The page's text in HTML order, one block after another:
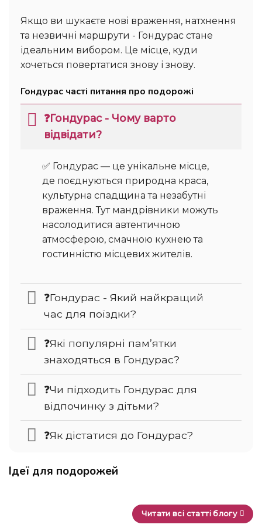
Якщо ви шукаєте нові враження, натхнення
та незвичні маршрути - Гондурас стане
ідеальним вибором. Це місце, куди
хочеться повертатися знову і знову.
Гондурас часті питання про подорожі
❓Гондурас - Чому варто
відвідати?
✅ Гондурас — це унікальне місце,
де поєднуються природна краса,
культурна спадщина та незабутні
враження. Тут мандрівники можуть
насолодитися автентичною
атмосферою, смачною кухнею та
гостинністю місцевих жителів.
❓Гондурас - Який найкращий
час для поїздки?
❓Які популярні пам’ятки
знаходяться в Гондурас?
❓Чи підходить Гондурас для
відпочинку з дітьми?
❓Як дістатися до Гондурас?
Ідеї для подорожей
Читати всі статті блогу